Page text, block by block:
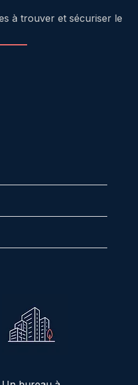
à trouver et sécuriser le